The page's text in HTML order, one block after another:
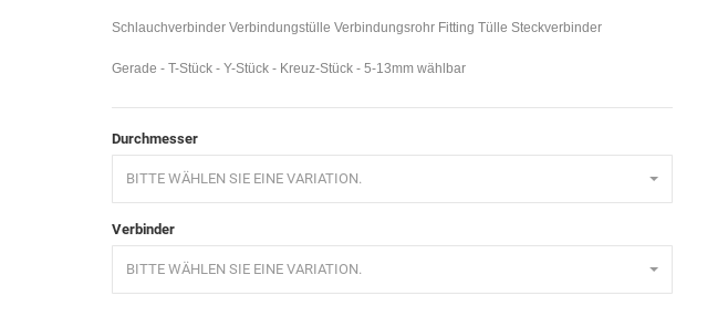
Schlauchverbinder Verbindungstülle Verbindungsrohr Fitting Tülle Steckverbinder
Gerade - T-Stück - Y-Stück - Kreuz-Stück - 5-13mm wählbar
Durchmesser
BITTE WÄHLEN SIE EINE VARIATION.
Verbinder
BITTE WÄHLEN SIE EINE VARIATION.